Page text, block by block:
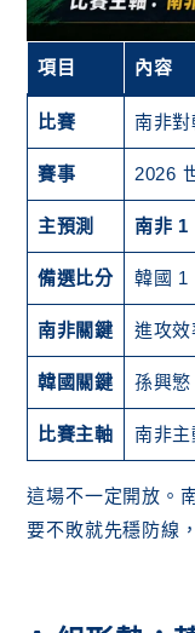
項目 內容
比賽 南非對
賽事 2026
主預測 南非 1
備選比分 韓國 1
南非關鍵 進攻
韓國關鍵 孫興
比賽主軸 南非
這場不一定開放。
要不敗就先穩防線，